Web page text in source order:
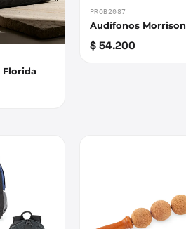
Florida
PROB2087
Audífonos Morrison
$ 54.200